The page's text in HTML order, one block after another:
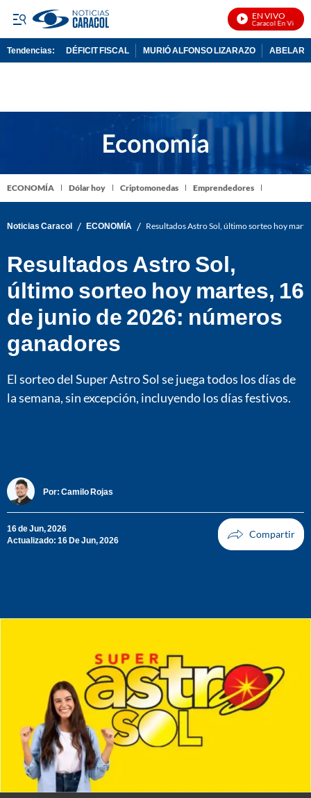
EN VIVO
Noticias Caracol En Vivo
Tendencias: DÉFICIT FISCAL MURIÓ ALFONSO LIZARAZO
ECONOMÍA Dólar hoy Criptomonedas Emprendedores
Noticias Caracol / ECONOMÍA / Resultados Astro Sol, último sorteo hoy
Resultados Astro Sol,
último sorteo hoy martes, 16
de junio de 2026: números
ganadores
El sorteo del Super Astro Sol se juega todos los días de
la semana, sin excepción, incluyendo los días festivos.
Por: Camilo Rojas
16 de Jun, 2026
Actualizado: 16 De Jun, 2026